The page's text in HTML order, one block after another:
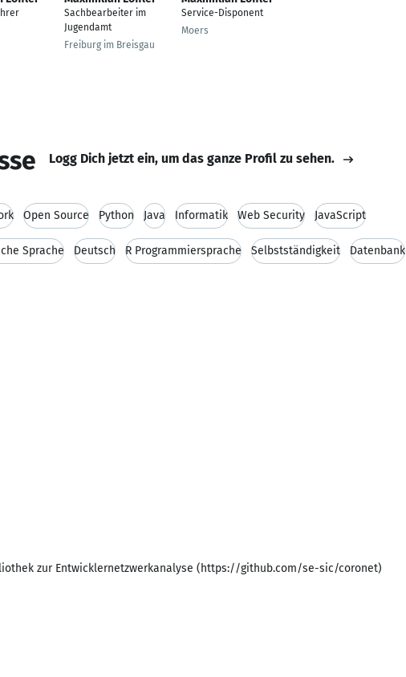
Sachbearbeiter im
Jugendamt
Freiburg im Breisgau
Service-Disponent
Moers
Logg Dich jetzt ein, um das ganze Profil zu sehen.
Open Source Python Java Informatik Web Security JavaScript
Sprache Deutsch R Programmiersprache Selbstständigkeit Datenbank
zur Entwicklernetzwerkanalyse (https://github.com/se-sic/coronet)